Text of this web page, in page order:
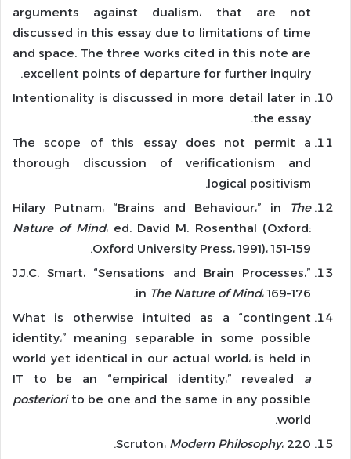
arguments against dualism، that are not
discussed in this essay due to limitations of time
and space. The three works cited in this note are
excellent points of departure for further inquiry.
Intentionality is discussed in more detail later in
the essay.
The scope of this essay does not permit a
thorough discussion of verificationism and
logical positivism.
Hilary Putnam، “Brains and Behaviour،” in
The
Nature of Mind، ed. David M. Rosenthal (Oxford:
Oxford University Press، 1991)، 151–159.
J.J.C. Smart، “Sensations and Brain Processes،”
in The Nature of Mind، 169–176.
What is otherwise intuited as a “contingent
identity،” meaning separable in some possible
world yet identical in our actual world، is held in
IT to be an “empirical identity،” revealed a
posteriorito be one and the same in any possible
world.
Scruton، Modern Philosophy، 220.